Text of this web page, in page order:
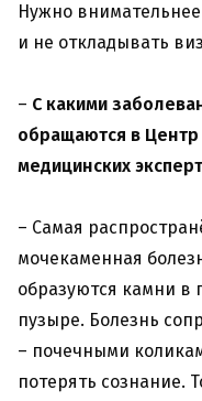
Нужно
и не откладывать
– С какими
обращаются в Ц
медицинских
– Самая
мочекаменная
образуются камни в
пузыре. Болезнь
– почечными
потерять сознание.